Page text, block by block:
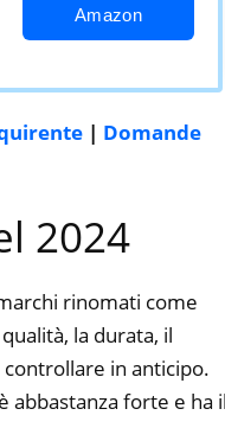
Amazon
| Domande
2024
rinomati come
la durata, il
in anticipo.
abbastanza forte e ha il